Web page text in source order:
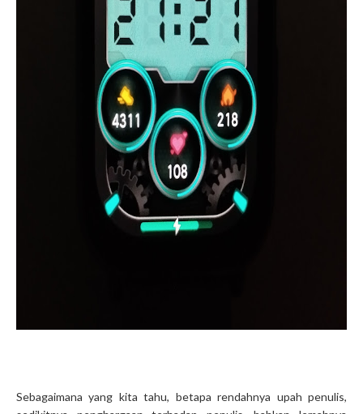
Sebagaimana yang kita tahu, betapa rendahnya upah penulis,